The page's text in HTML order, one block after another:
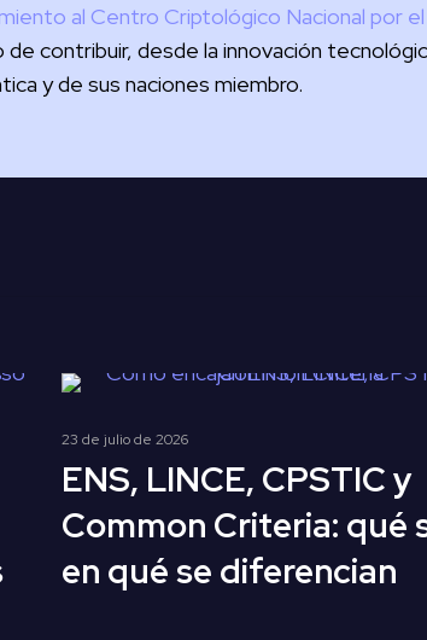
al Centro Criptológico Nacional por
contribuir, desde la innovación
y de sus naciones miembro.
23 de julio de 2026
ENS, LINCE, CPSTIC y
Common Criteria: qué
en qué se diferencian